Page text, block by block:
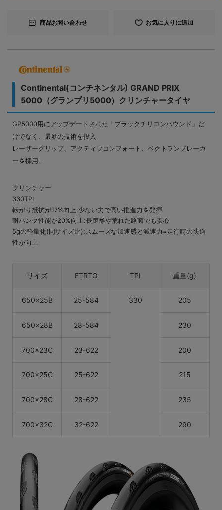
商品お問い合わせ お気に入りに追加
Continental(コンチネンタル) GRAND PRIX
5000（グランプリ5000）クリンチャータイヤ
GP5000用にアップデートされた「ブラックチリコンパウンド」だ
けでなく、最新の技術を投入
レーザーグリップ、アクティブコンフォート、ベクトランブレーカ
ーを採用。
クリンチャー
330TPI
転がり抵抗が12%向上:少ない力で高い推進力を発揮
耐パンク性能が20%向上:長距離や荒れた路面でも安心
5gの軽量化(同サイズ比):スムーズな加速感と減速力=走行時の快適
性が向上
サイズ ETRTO TPI 重量(g)
650×25B 25-584 330 205
650×28B 28-584 230
700×23C 23-622 200
700×25C 25-622 215
700×28C 28-622 235
700×32C 32-622 290